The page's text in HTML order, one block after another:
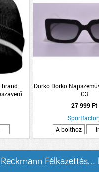
brand
Dorko Dorko
C3
27 999 Ft
A bolthoz
Félkazettás...